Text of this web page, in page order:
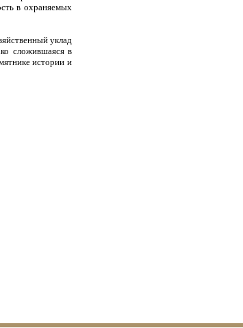
в охраняемых
уклад
сложившаяся в
истории и